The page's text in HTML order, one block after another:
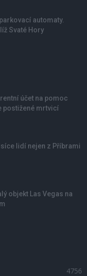
automaty.
Svaté Hory
účet na pomoc
postižené mrtvicí
lidí nejen z Příbrami
objekt Las Vegas na
4756